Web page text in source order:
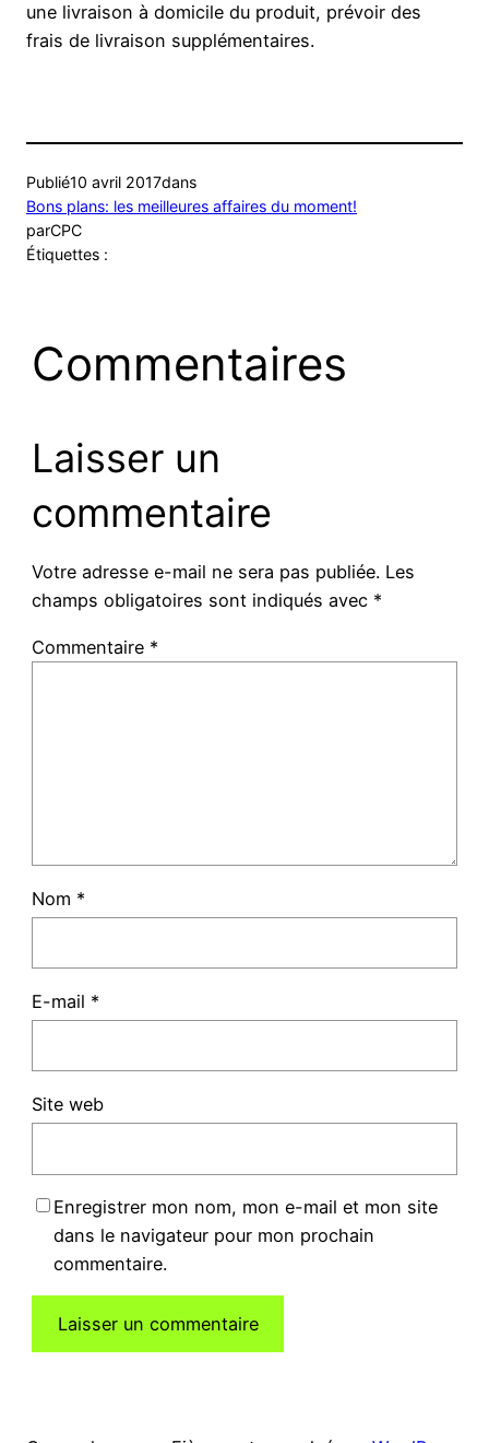
une livraison à domicile du produit, prévoir des
frais de livraison supplémentaires.
Publié10 avril 2017dans
Bons plans: les meilleures affaires du moment!
parCPC
Étiquettes :
Commentaires
Laisser un
commentaire
Votre adresse e-mail ne sera pas publiée. Les
champs obligatoires sont indiqués avec *
Commentaire *
Nom *
E-mail *
Site web
Enregistrer mon nom, mon e-mail et mon site
dans le navigateur pour mon prochain
commentaire.